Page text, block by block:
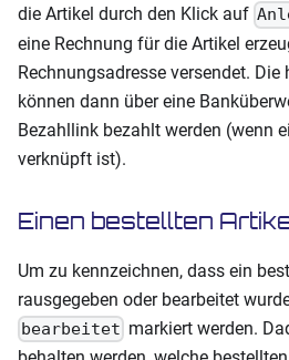
die Artikel durch den Klick auf
eine Rechnung für die Artikel
Rechnungsadresse versendet.
können dann über eine
Bezahllink bezahlt werden (wenn
verknüpft ist).
Einen bestellten
Um zu kennzeichnen, dass ein
rausgegeben oder bearbeitet
bearbeitet markiert werden.